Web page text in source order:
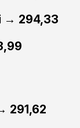
→ 294,33
291,62